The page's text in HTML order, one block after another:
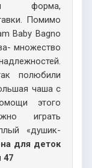
форма,
Помимо
Baby Bagno
множество
полюбили
чаша с
этого
играть
«душик-
для деток
47